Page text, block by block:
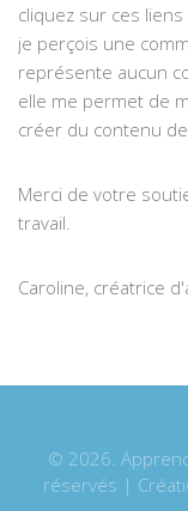
cliquez sur ces
je perçois une
représente aucun
elle me permet de
créer du contenu de
Merci de votre
travail.
Caroline, créatrice
© 2026.
réservés |